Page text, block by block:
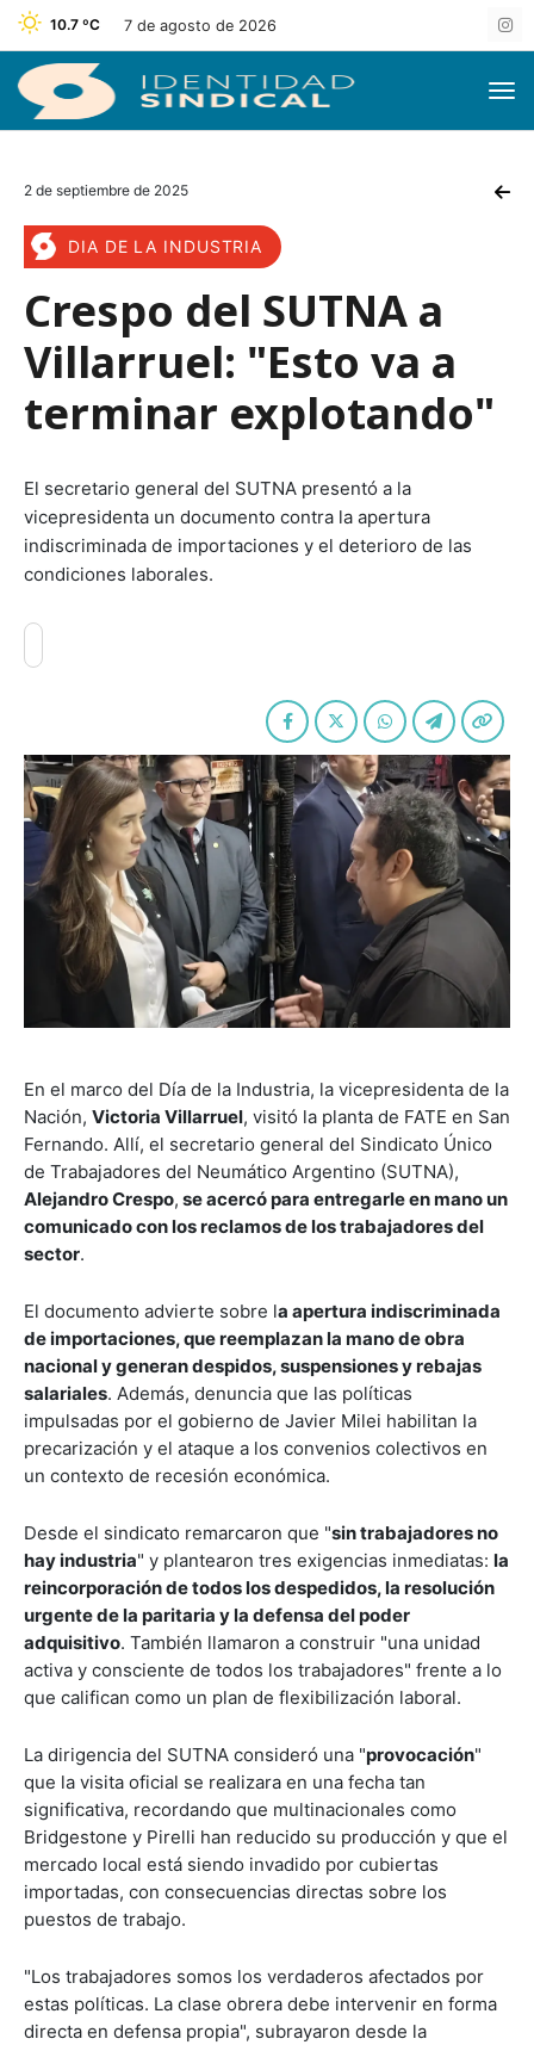
10.7 ºC 7 de agosto de 2026
2 de septiembre de 2025
DIA DE LA INDUSTRIA
Crespo del SUTNA a
Villarruel: "Esto va a
terminar explotando"
El secretario general del SUTNA presentó a la
vicepresidenta un documento contra la apertura
indiscriminada de importaciones y el deterioro de las
condiciones laborales.
En el marco del Día de la Industria, la vicepresidenta de la
Nación, Victoria Villarruel, visitó la planta de FATE en San
Fernando. Allí, el secretario general del Sindicato Único
de Trabajadores del Neumático Argentino (SUTNA),
Alejandro Crespo, se acercó para entregarle en mano un
comunicado con los reclamos de los trabajadores del
sector.
El documento advierte sobre la apertura indiscriminada
de importaciones, que reemplazan la mano de obra
nacional y generan despidos, suspensiones y rebajas
salariales. Además, denuncia que las políticas
impulsadas por el gobierno de Javier Milei habilitan la
precarización y el ataque a los convenios colectivos en
un contexto de recesión económica.
Desde el sindicato remarcaron que "sin trabajadores no
hay industria" y plantearon tres exigencias inmediatas: la
reincorporación de todos los despedidos, la resolución
urgente de la paritaria y la defensa del poder
adquisitivo. También llamaron a construir "una unidad
activa y consciente de todos los trabajadores" frente a lo
que califican como un plan de flexibilización laboral.
La dirigencia del SUTNA consideró una "provocación"
que la visita oficial se realizara en una fecha tan
significativa, recordando que multinacionales como
Bridgestone y Pirelli han reducido su producción y que el
mercado local está siendo invadido por cubiertas
importadas, con consecuencias directas sobre los
puestos de trabajo.
"Los trabajadores somos los verdaderos afectados por
estas políticas. La clase obrera debe intervenir en forma
directa en defensa propia", subrayaron desde la